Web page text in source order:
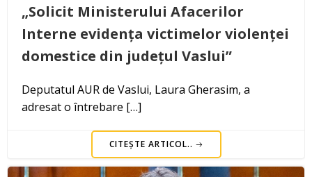
„Solicit Ministerului Afacerilor
Interne evidența victimelor violenței
domestice din județul Vaslui”
Deputatul AUR de Vaslui, Laura Gherasim, a
adresat o întrebare […]
CITEȘTE ARTICOL..